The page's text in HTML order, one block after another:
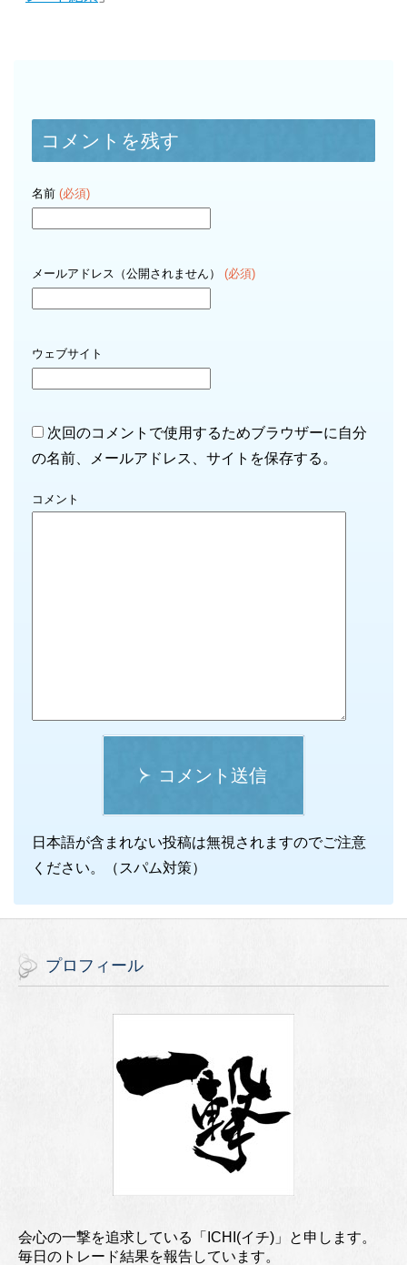
コメントを残す
名前 (必須)
メールアドレス（公開されません） (必須)
ウェブサイト
次回のコメントで使用するためブラウザーに自分
の名前、メールアドレス、サイトを保存する。
コメント
コメント送信
日本語が含まれない投稿は無視されますのでご注意
ください。（スパム対策）
プロフィール
会心の一撃を追求している「ICHI(イチ)」と申します。
毎日のトレード結果を報告しています。